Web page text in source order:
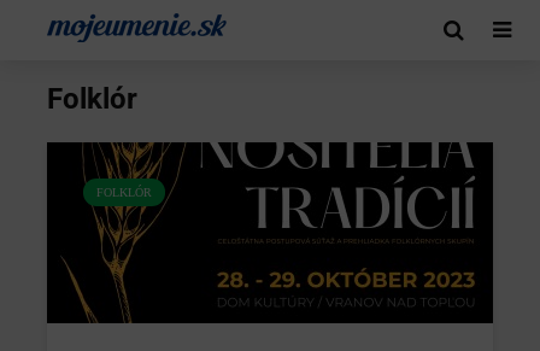
Folklór
FOLKLÓR